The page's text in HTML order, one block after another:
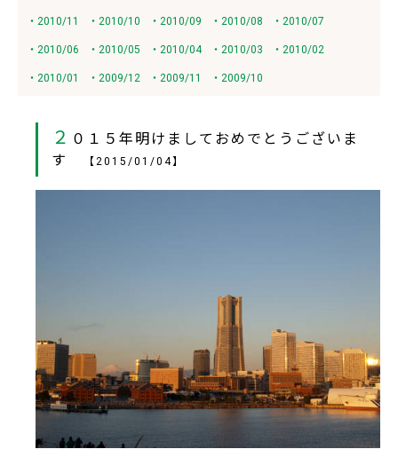
・2010/11 ・2010/10 ・2010/09 ・2010/08 ・2010/07
・2010/06 ・2010/05 ・2010/04 ・2010/03 ・2010/02
・2010/01 ・2009/12 ・2009/11 ・2009/10
２ ０１５年明けましておめでとうございま
す
【2015/01/04】